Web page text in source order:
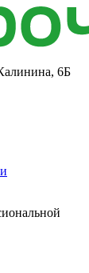
6Б​